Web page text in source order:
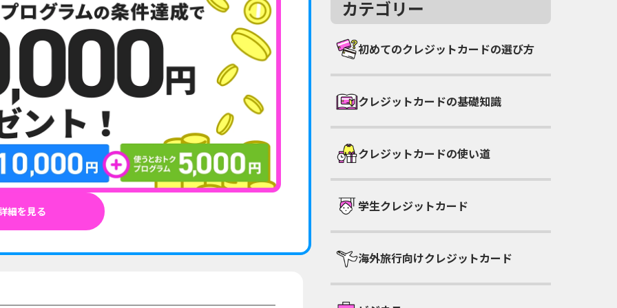
細を見る
カテゴリー
初めてのクレジットカードの選び方
クレジットカードの基礎知識
クレジットカードの使い道
学生クレジットカード
海外旅行向けクレジットカード